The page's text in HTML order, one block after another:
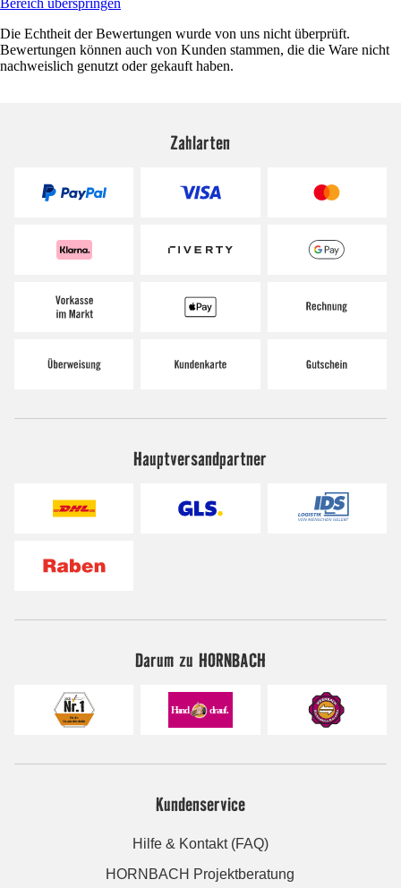
Bereich überspringen
Die Echtheit der Bewertungen wurde von uns nicht überprüft.
Bewertungen können auch von Kunden stammen, die die Ware nicht
nachweislich genutzt oder gekauft haben.
Zahlarten
Hauptversandpartner
Darum zu HORNBACH
Kundenservice
Hilfe & Kontakt (FAQ)
HORNBACH Projektberatung